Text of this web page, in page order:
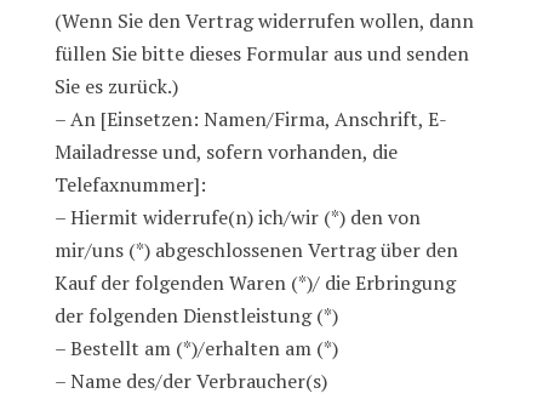
(Wenn Sie den Vertrag widerrufen wollen, dann
füllen Sie bitte dieses Formular aus und senden
Sie es zurück.)
– An [Einsetzen: Namen/Firma, Anschrift, E-
Mailadresse und, sofern vorhanden, die
Telefaxnummer]:
– Hiermit widerrufe(n) ich/wir (*) den von
mir/uns (*) abgeschlossenen Vertrag über den
Kauf der folgenden Waren (*)/ die Erbringung
der folgenden Dienstleistung (*)
– Bestellt am (*)/erhalten am (*)
– Name des/der Verbraucher(s)